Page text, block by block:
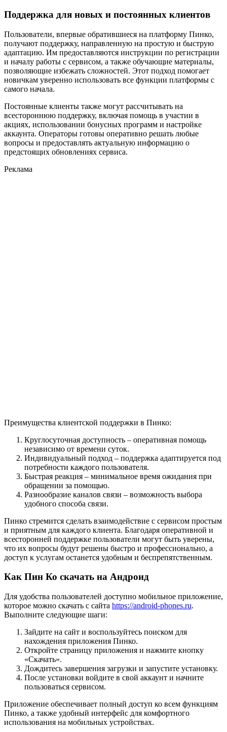
Поддержка для новых и постоянных клиентов
Пользователи, впервые обратившиеся на платформу Пинко,
получают поддержку, направленную на простую и быструю
адаптацию. Им предоставляются инструкции по регистрации
и началу работы с сервисом, а также обучающие материалы,
позволяющие избежать сложностей. Этот подход помогает
новичкам уверенно использовать все функции платформы с
самого начала.
Постоянные клиенты также могут рассчитывать на
всестороннюю поддержку, включая помощь в участии в
акциях, использовании бонусных программ и настройке
аккаунта. Операторы готовы оперативно решать любые
вопросы и предоставлять актуальную информацию о
предстоящих обновлениях сервиса.
Реклама
Преимущества клиентской поддержки в Пинко:
Круглосуточная доступность – оперативная помощь
независимо от времени суток.
Индивидуальный подход – поддержка адаптируется под
потребности каждого пользователя.
Быстрая реакция – минимальное время ожидания при
обращении за помощью.
Разнообразие каналов связи – возможность выбора
удобного способа связи.
Пинко стремится сделать взаимодействие с сервисом простым
и приятным для каждого клиента. Благодаря оперативной и
всесторонней поддержке пользователи могут быть уверены,
что их вопросы будут решены быстро и профессионально, а
доступ к услугам останется удобным и беспрепятственным.
Как Пин Ко скачать на Андроид
Для удобства пользователей доступно мобильное приложение,
которое можно скачать с сайта https://android-phones.ru.
Выполните следующие шаги:
Зайдите на сайт и воспользуйтесь поиском для
нахождения приложения Пинко.
Откройте страницу приложения и нажмите кнопку
«Скачать».
Дождитесь завершения загрузки и запустите установку.
После установки войдите в свой аккаунт и начните
пользоваться сервисом.
Приложение обеспечивает полный доступ ко всем функциям
Пинко, а также удобный интерфейс для комфортного
использования на мобильных устройствах.